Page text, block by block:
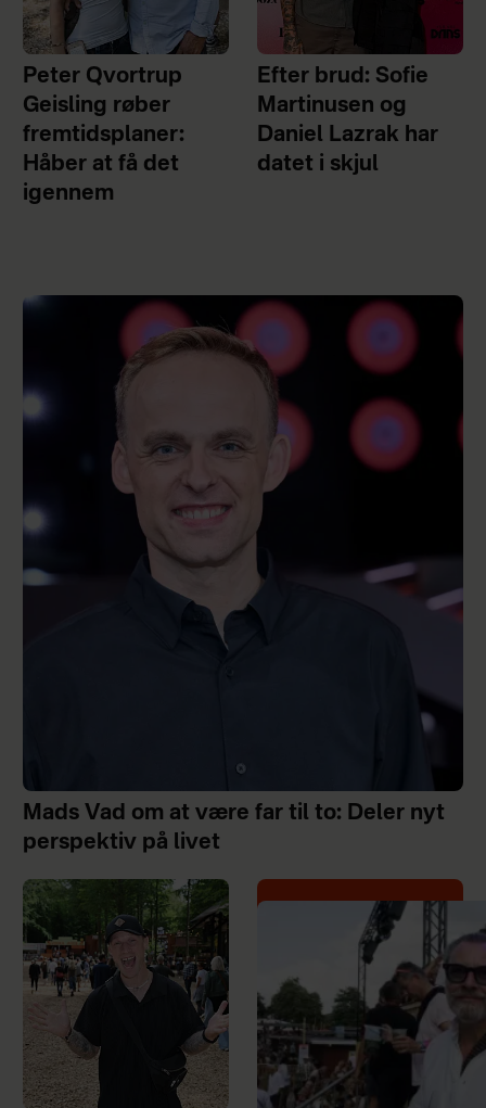
Peter Qvortrup
Geisling røber
fremtidsplaner:
Håber at få det
igennem
Efter brud: Sofie
Martinusen og
Daniel Lazrak har
datet i skjul
Mads Vad om at være far til to: Deler nyt
perspektiv på livet